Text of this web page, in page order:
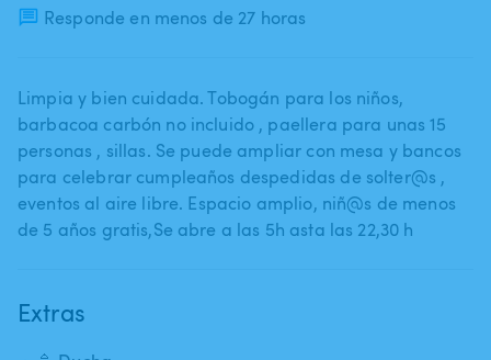
Responde en menos de 27 horas
Limpia y bien cuidada. Tobogán para los niños​,​
barbacoa carbón no incluido ​,​ paellera para unas 15
personas ​,​ sillas. Se puede ampliar con mesa y bancos
para celebrar cumpleaños despedidas de solter@s ​,​
eventos al aire libre. Espacio amplio​,​ niñ@s de menos
de 5 años gratis​,​Se abre a las 5h asta las 22​,​30 h
Extras